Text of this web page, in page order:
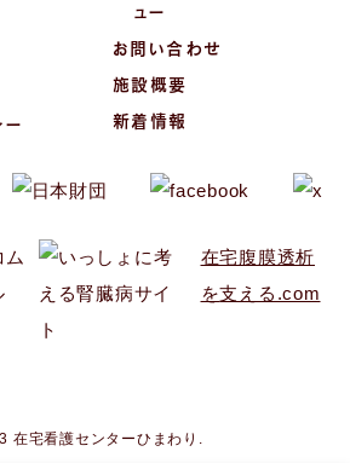
ー
ュー
お問い合わせ
施設概要
新着情報
在宅腹膜透析
を支える.com
在宅看護センターひまわり.